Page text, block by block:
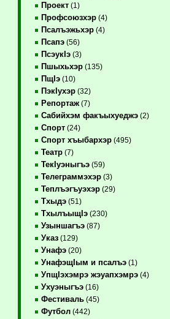
Проект(1)
Профсоюзхэр(4)
Псалъэжьхэр(4)
Псапэ(56)
ПсэукIэ(3)
Пшыхьхэр(135)
ПщIэ(10)
ПэкIухэр(32)
Репортаж(7)
Сабийхэм факъыхуеджэ(2)
Спорт(24)
Спорт хъыбархэр(495)
Театр(7)
ТекIуэныгъэ(59)
Телеграммэхэр(3)
Теплъэгъуэхэр(29)
Тхыдэ(51)
ТхылъыщIэ(230)
Узыншагъэ(87)
Указ(129)
Унафэ(20)
УнафэщIым и псалъэ(1)
УпщIэхэмрэ жэуапхэмрэ(4)
Ухуэныгъэ(16)
Фестиваль(45)
Футбол(442)